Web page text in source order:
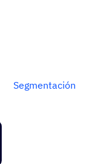
Segmentación